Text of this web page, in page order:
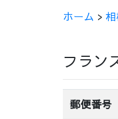
ホーム >
フラン
郵便番号